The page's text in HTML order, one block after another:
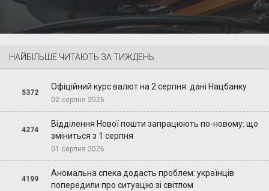
НАЙБІЛЬШЕ ЧИТАЮТЬ ЗА ТИЖДЕНЬ
5372
Офіційний курс валют на 2 серпня: дані Нацбанку
02 серпня 2026
4274
Відділення Нової пошти запрацюють по-новому: що
зміниться з 1 серпня
01 серпня 2026
4199
Аномальна спека додасть проблем: українців
попередили про ситуацію зі світлом